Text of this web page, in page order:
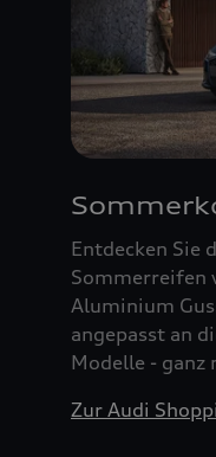
Entdecken Sie
Sommerreifen
Aluminium
angepasst an
Modelle - ganz
Zur Audi